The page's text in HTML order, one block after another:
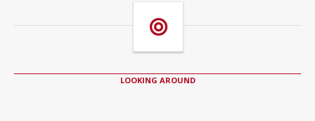
LOOKING AROUND